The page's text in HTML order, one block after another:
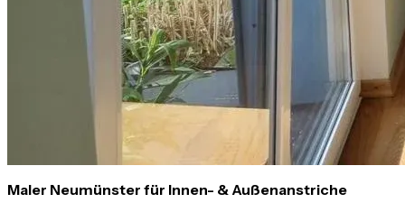
Maler Neumünster für Innen- & Außenanstriche